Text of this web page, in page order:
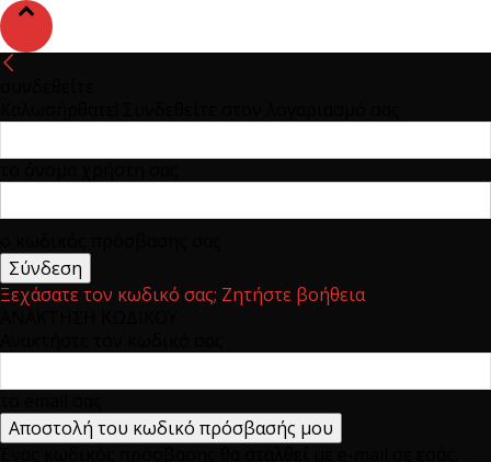
Ξεχάσατε τον κωδικό σας; Ζητήστε βοήθεια